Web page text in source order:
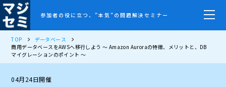
参加者の役に立つ、”本気”の問題解決セミナー
TOP
データベース
商用データベースをAWSへ移行しよう ～ Amazon Auroraの特徴、メリットと、DB
マイグレーションのポイント ～
04月24日開催